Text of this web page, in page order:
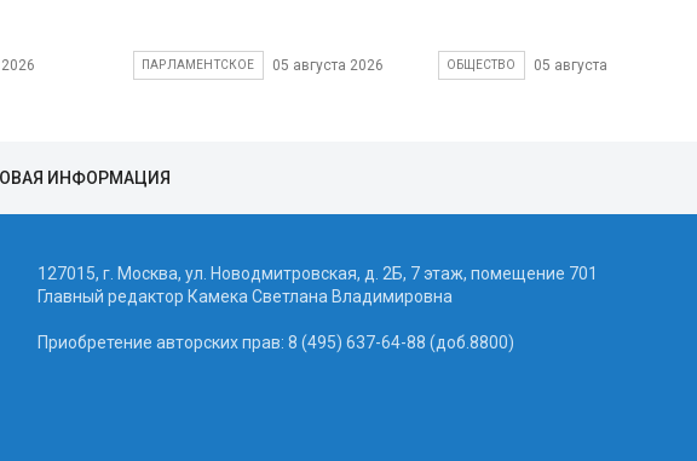
ПАРЛАМЕНТСКОЕ 05 августа 2026 ОБЩЕСТВО 05 августа 2026
ИНФОРМАЦИЯ
127015, г. Москва, ул. Новодмитровская, д. 2Б, 7 этаж, помещение 701
Главный редактор Камека Светлана Владимировна
Приобретение авторских прав: 8 (495) 637-64-88 (доб.8800)